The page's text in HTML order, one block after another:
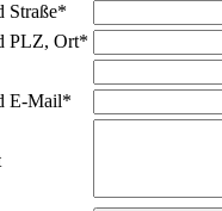
Straße*
PLZ, Ort*
E-Mail*